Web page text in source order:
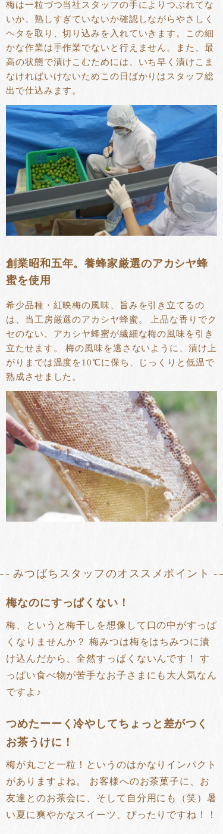
梅は一粒づつ当社スタッフの手によりつぶれてな
いか、熟しすぎていないか確認しながらやさしく
ヘタを取り、切り込みを入れていきます。この細
かな作業は手作業でないと行えません。また、最
高の状態で漬けこむためには、いち早く漬けこま
なければいけないためこの日ばかりはスタッフ総
出で仕込みます。
創業昭和五年。養蜂家厳選のアカシヤ蜂
蜜を使用
希少品種・紅映梅の風味、旨みを引き立てるの
は、当工房厳選のアカシヤ蜂蜜。 上品な香りでク
セのない、アカシヤ蜂蜜が繊細な梅の風味を引き
立たせます。 梅の風味を逃さないように、漬け上
がりまでは温度を10℃に保ち、じっくりと低温で
熟成させました。
みつばちスタッフのオススメポイント
梅なのにすっぱくない！
梅、というと梅干しを想像して口の中がすっぱ
くなりませんか？ 梅みつは梅をはちみつに漬
け込んだから、全然すっぱくないんです！ す
っぱい食べ物が苦手なお子さまにも大人気なん
ですよ♪
つめたーーく冷やしてちょっと差がつく
お茶うけに！
梅が丸ごと一粒！というのはかなりインパクト
がありますよね。 お客様へのお茶菓子に、お
友達とのお茶会に、そして自分用にも（笑）暑
い夏に爽やかなスイーツ、ぴったりですね！！